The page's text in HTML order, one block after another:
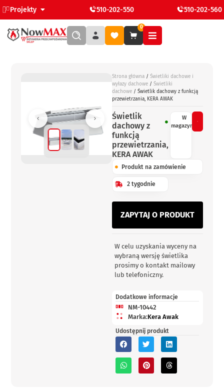
Projekty 510-202-550 510-202-560
0
Strona główna / Świetliki dachowe i
wyłazy dachowe / Świetliki
dachowe / Świetlik dachowy z funkcją
przewietrzania, KERA AWAK
Świetlik
dachowy z
funkcją
przewietrzania,
KERA AWAK
W
magazynie
Produkt na zamówienie
2 tygodnie
ZAPYTAJ O PRODUKT
Świetlik
dachowy
KERA
AWAK
funkcją
przewietrzania
zapewnia
doświetlenie
oraz
skuteczną
wentylację
pomieszczeń
W celu uzyskania wyceny na
wybraną wersję świetlika
prosimy o kontakt mailowy
lub telefoniczny.
Dodatkowe informacje
NM-10442
Marka:Kera Awak
Udostępnij produkt